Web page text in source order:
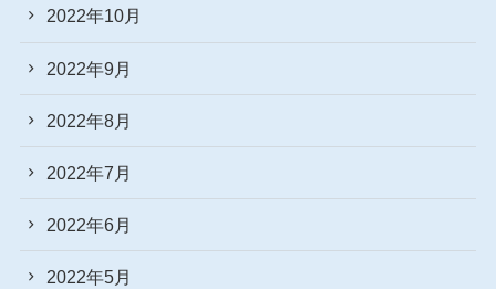
2022年10月
2022年9月
2022年8月
2022年7月
2022年6月
2022年5月